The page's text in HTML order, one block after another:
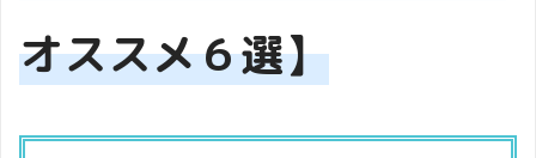
オススメ６選】